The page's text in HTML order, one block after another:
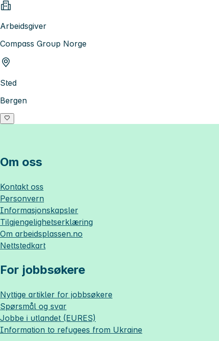
Arbeidsgiver
Compass Group Norge
Sted
Bergen
Om oss
Kontakt oss
Personvern
Informasjonskapsler
Tilgjengelighetserklæring
Om arbeidsplassen.no
Nettstedkart
For jobbsøkere
Nyttige artikler for jobbsøkere
Spørsmål og svar
Jobbe i utlandet (EURES)
Information to refugees from Ukraine